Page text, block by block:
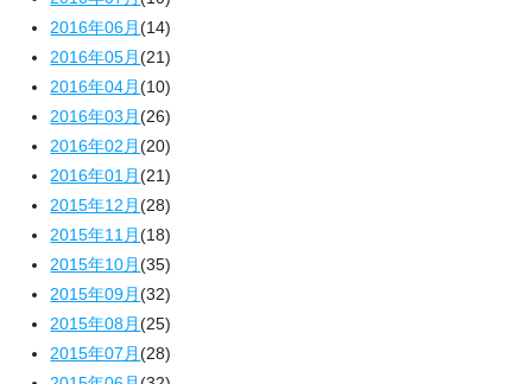
2016年06月(14)
2016年05月(21)
2016年04月(10)
2016年03月(26)
2016年02月(20)
2016年01月(21)
2015年12月(28)
2015年11月(18)
2015年10月(35)
2015年09月(32)
2015年08月(25)
2015年07月(28)